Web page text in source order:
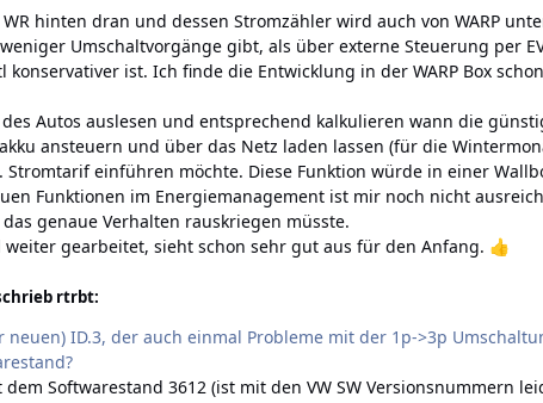
hinten dran und dessen Stromzähler wird auch von WARP
Umschaltvorgänge gibt, als über externe Steuerung per
ist. Ich finde die Entwicklung in der WARP Box
des Autos auslesen und entsprechend kalkulieren wann die
ansteuern und über das Netz laden lassen (für die
einführen möchte. Diese Funktion würde in einer
Funktionen im Energiemanagement ist mir noch nicht
genaue Verhalten rauskriegen müsste.
gearbeitet, sieht schon sehr gut aus für den Anfang. 👍
rtrbt:
ID.3, der auch einmal Probleme mit der 1p->3p
dem Softwarestand 3612 (ist mit den VW SW Versionsnummern